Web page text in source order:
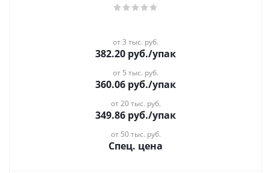
от 3 тыс. руб.
382.20 руб./упак
от 5 тыс. руб.
360.06 руб./упак
от 20 тыс. руб.
349.86 руб./упак
от 50 тыс. руб.
Спец. цена